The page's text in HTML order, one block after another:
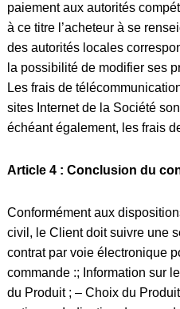
paiement aux autorités
à ce titre l’acheteur à se
des autorités locales
la possibilité de modifier ses
Les frais de
sites Internet de la Société
échéant également, les frais
Article 4 : Conclusion du
Conformément aux
civil, le Client doit suivre une
contrat par voie électronique
commande :; Information sur
du Produit ; – Choix du